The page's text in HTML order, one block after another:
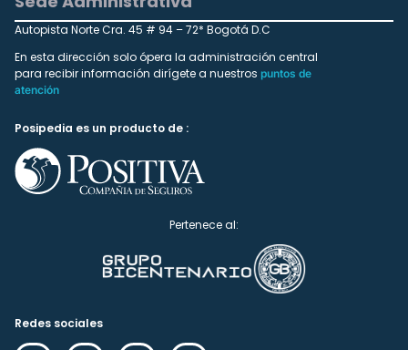
Autopista Norte Cra. 45 # 94 – 72* Bogotá D.C
En esta dirección solo ópera la administración central
para recibir información dirígete a nuestros puntos de
atención
Posipedia es un producto de :
Pertenece al:
Redes sociales